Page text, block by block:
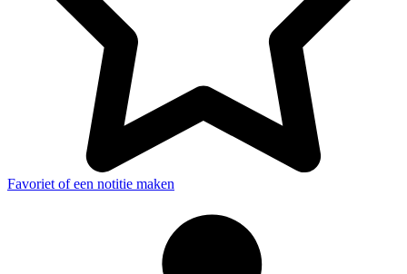
Favoriet of een notitie maken